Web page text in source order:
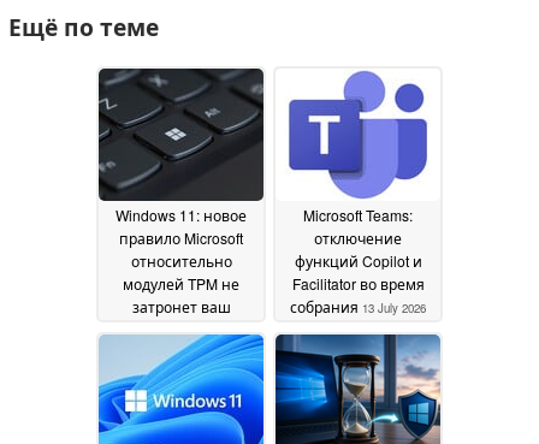
Ещё по теме
Windows 11: новое
правило Microsoft
относительно
модулей TPM не
затронет ваш
28 July 2026
Microsoft Teams:
отключение
функций Copilot и
Facilitator во время
собрания 13 July 2026